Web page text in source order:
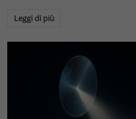
Leggi di più